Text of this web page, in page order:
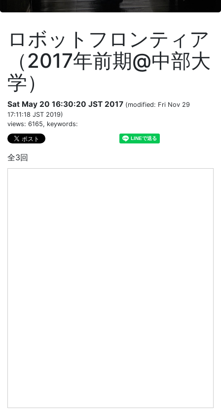
ロボットフロンティア
（2017年前期@中部大
学）
Sat May 20 16:30:20 JST 2017 (modified: Fri Nov 29
17:11:18 JST 2019)
views: 6165, keywords:
全3回